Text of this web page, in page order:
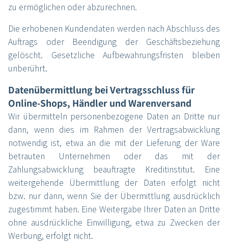
zu ermöglichen oder abzurechnen.
Die erhobenen Kundendaten werden nach Abschluss des
Auftrags oder Beendigung der Geschäftsbeziehung
gelöscht. Gesetzliche Aufbewahrungsfristen bleiben
unberührt.
Datenübermittlung bei Vertragsschluss für
Online-Shops, Händler und Warenversand
Wir übermitteln personenbezogene Daten an Dritte nur
dann, wenn dies im Rahmen der Vertragsabwicklung
notwendig ist, etwa an die mit der Lieferung der Ware
betrauten Unternehmen oder das mit der
Zahlungsabwicklung beauftragte Kreditinstitut. Eine
weitergehende Übermittlung der Daten erfolgt nicht
bzw. nur dann, wenn Sie der Übermittlung ausdrücklich
zugestimmt haben. Eine Weitergabe Ihrer Daten an Dritte
ohne ausdrückliche Einwilligung, etwa zu Zwecken der
Werbung, erfolgt nicht.